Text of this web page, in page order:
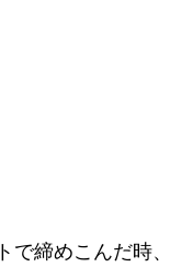
締めこんだ時、